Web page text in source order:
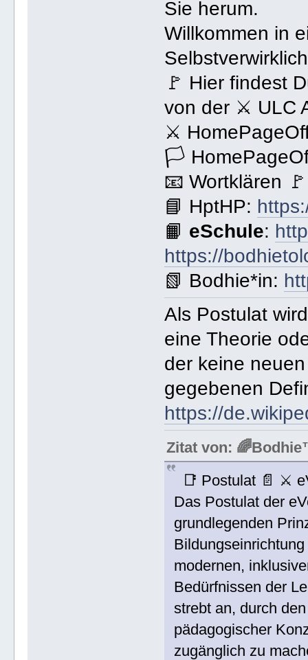
Sie herum.
Willkommen in
🚩 Hier findest
von der ⚔ ULC
⚔
🏳
📧 Wortklären
📘 HptHP:
📙 eSchule:
https://
📗 Bodhie*in:
Als Postulat
eine Theorie
der keine
gegebenen
https://
Zitat von:
📑 Postulat 📄 ⚔
Das Postulat der
grundlegenden
modernen,
Bedürfnissen der
strebt an, durch
pädagogischer
zugänglich zu